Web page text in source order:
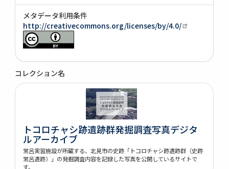
メタデータ利用条件
http://creativecommons.org/licenses/by/4.0/
コレクション名
トコロチャシ跡遺跡群発掘調査写真デジタ
ルアーカイブ
常呂実習施設が所蔵する、北見市の史跡「トコロチャシ跡遺跡群（史跡
常呂遺跡）」の発掘調査内容を記録した写真を公開しているサイトで
す。